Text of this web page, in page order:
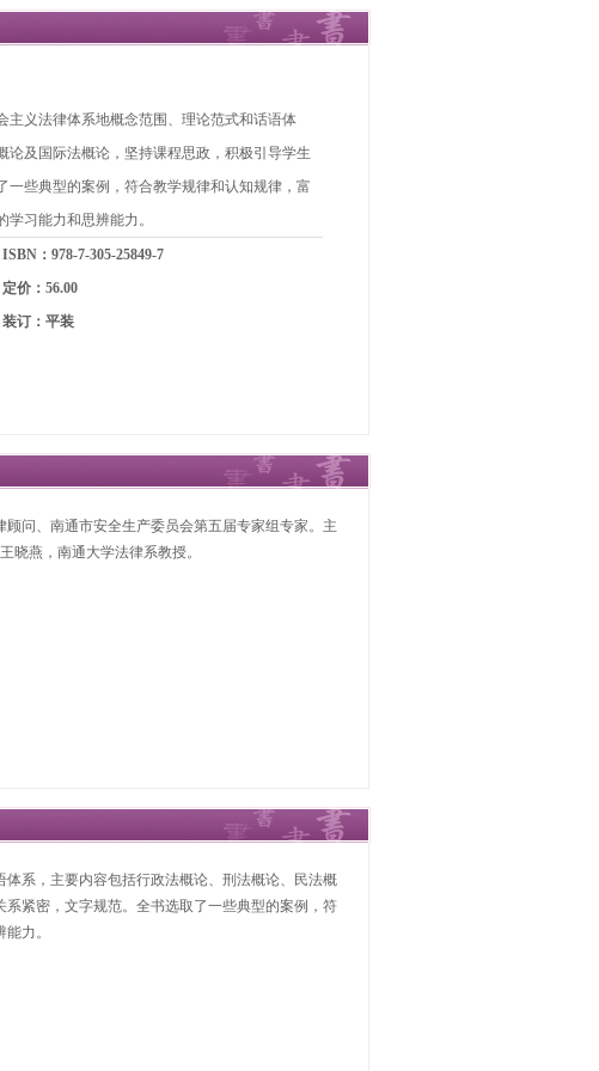
主义法律体系地概念范围、理论范式和话语体
及国际法概论，坚持课程思政，积极引导学生
些典型的案例，符合教学规律和认知规律，富
习能力和思辨能力。
ISBN：978-7-305-25849-7
定价：56.00
装订：平装
问、南通市安全生产委员会第五届专家组专家。主
晓燕，南通大学法律系教授。
系，主要内容包括行政法概论、刑法概论、民法概
紧密，文字规范。全书选取了一些典型的案例，符
力。